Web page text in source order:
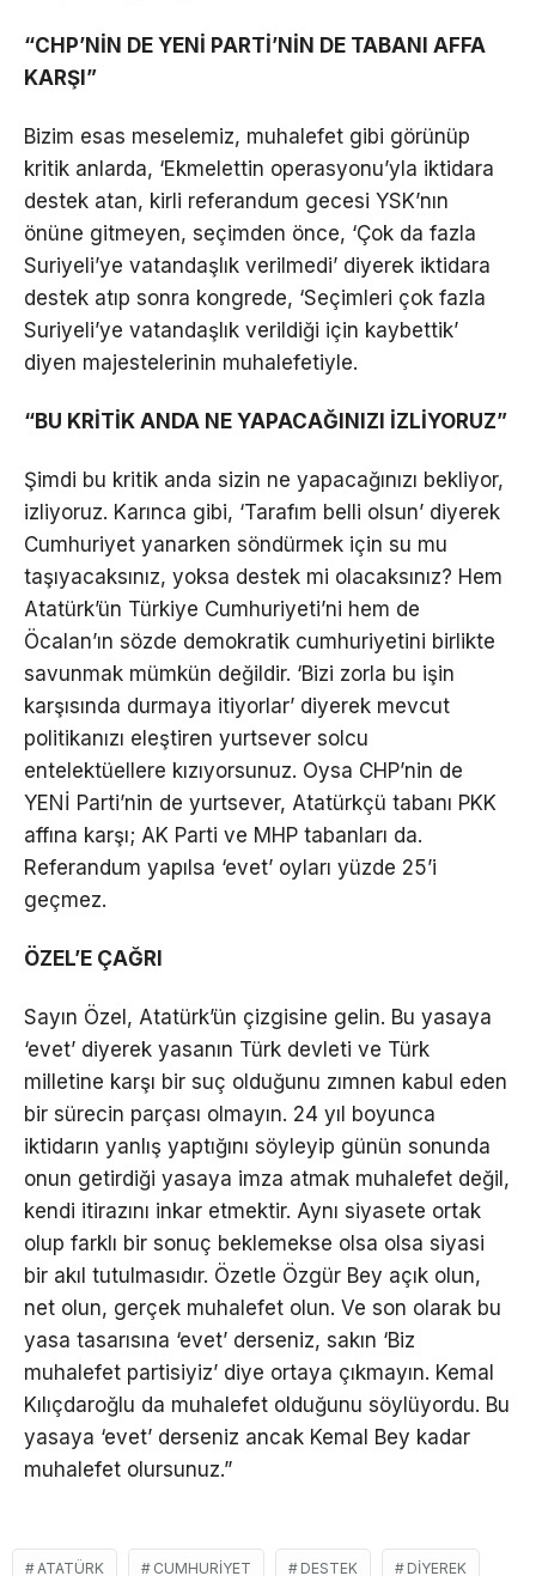
“CHP’NİN DE YENİ PARTİ’NİN DE TABANI AFFA
KARŞI”
Bizim esas meselemiz, muhalefet gibi görünüp
kritik anlarda, ‘Ekmelettin operasyonu’yla iktidara
destek atan, kirli referandum gecesi YSK’nın
önüne gitmeyen, seçimden önce, ‘Çok da fazla
Suriyeli’ye vatandaşlık verilmedi’ diyerek iktidara
destek atıp sonra kongrede, ‘Seçimleri çok fazla
Suriyeli’ye vatandaşlık verildiği için kaybettik’
diyen majestelerinin muhalefetiyle.
“BU KRİTİK ANDA NE YAPACAĞINIZI İZLİYORUZ”
Şimdi bu kritik anda sizin ne yapacağınızı bekliyor,
izliyoruz. Karınca gibi, ‘Tarafım belli olsun’ diyerek
Cumhuriyet yanarken söndürmek için su mu
taşıyacaksınız, yoksa destek mi olacaksınız? Hem
Atatürk’ün Türkiye Cumhuriyeti’ni hem de
Öcalan’ın sözde demokratik cumhuriyetini birlikte
savunmak mümkün değildir. ‘Bizi zorla bu işin
karşısında durmaya itiyorlar’ diyerek mevcut
politikanızı eleştiren yurtsever solcu
entelektüellere kızıyorsunuz. Oysa CHP’nin de
YENİ Parti’nin de yurtsever, Atatürkçü tabanı PKK
affına karşı; AK Parti ve MHP tabanları da.
Referandum yapılsa ‘evet’ oyları yüzde 25’i
geçmez.
ÖZEL’E ÇAĞRI
Sayın Özel, Atatürk’ün çizgisine gelin. Bu yasaya
‘evet’ diyerek yasanın Türk devleti ve Türk
milletine karşı bir suç olduğunu zımnen kabul eden
bir sürecin parçası olmayın. 24 yıl boyunca
iktidarın yanlış yaptığını söyleyip günün sonunda
onun getirdiği yasaya imza atmak muhalefet değil,
kendi itirazını inkar etmektir. Aynı siyasete ortak
olup farklı bir sonuç beklemekse olsa olsa siyasi
bir akıl tutulmasıdır. Özetle Özgür Bey açık olun,
net olun, gerçek muhalefet olun. Ve son olarak bu
yasa tasarısına ‘evet’ derseniz, sakın ‘Biz
muhalefet partisiyiz’ diye ortaya çıkmayın. Kemal
Kılıçdaroğlu da muhalefet olduğunu söylüyordu. Bu
yasaya ‘evet’ derseniz ancak Kemal Bey kadar
muhalefet olursunuz.”
ATATÜRK CUMHURIYET DESTEK DIYEREK